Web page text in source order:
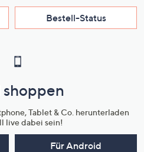
Bestell-Status
Tablet & Co. herunterladen
live dabei sein!
Für Android